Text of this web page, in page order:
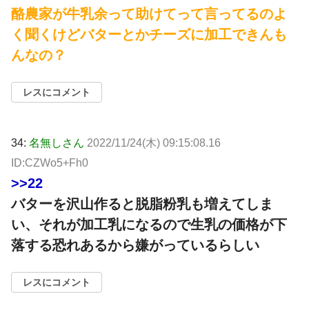
酪農家が牛乳余って助けてって言ってるのよ
く聞くけどバターとかチーズに加工できんも
んなの？
レスにコメント
34: 名無しさん 2022/11/24(木) 09:15:08.16
ID:CZWo5+Fh0
>>22
バターを沢山作ると脱脂粉乳も増えてしま
い、それが加工乳になるので生乳の価格が下
落する恐れあるから嫌がっているらしい
レスにコメント